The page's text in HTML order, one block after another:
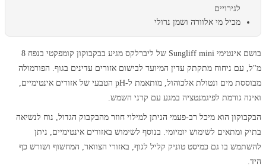
לגירויים
מכיל מי אלוורה ושמן נרולי
בושם אינטימי Sungliff mini של ליברלקס מגיע בבקבוקון קומפקטי בנפח 8
מ"ל, עם ניחוח מתקתק עדין המיועד לבישום אזורים עדינים בגוף. הפורמולה
מבוססת מים ונטולת אלכוהול, מותאמת ל-pH הטבעי של אזורים אינטימיים,
ואינה גורמת לפיגמנטציה במגע עם קרני השמש.
הבקבוקון הוא מיכל רב-פעמי הניתן למילוי חוזר מהבקבוק הגדול, נוח לנשיאה
בתיק ומתאים לשימוש יומיומי. בנוסף לשימוש באזורים אינטימיים, ניתן
להשתמש בו גם כמיסט טוניק קליל לגוף, באזורי הצוואר, המחשוף ושורש כף
היד.